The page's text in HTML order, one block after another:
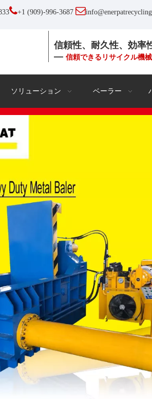
+1 (909)-996-3687 
信頼性、耐久性、効率
—信頼できるリサイクル機
ソリューション ベーラー